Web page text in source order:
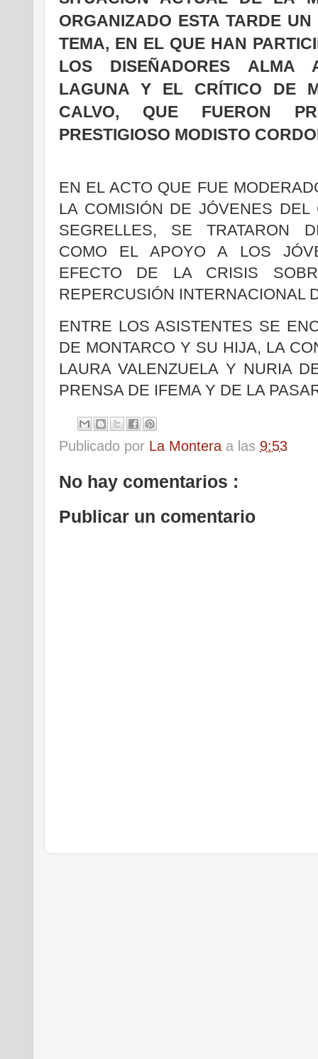
ORGANIZADO ESTA TARDE
TEMA, EN EL QUE HAN
LOS DISEÑADORES ALMA
LAGUNA Y EL CRÍTICO DE
CALVO, QUE FUERON
PRESTIGIOSO MODISTO
EN EL ACTO QUE FUE
LA COMISIÓN DE JÓVENES
SEGRELLES, SE TRATARON
COMO EL APOYO A LOS
EFECTO DE LA CRISIS
REPERCUSIÓN INTERNACIONAL
ENTRE LOS ASISTENTES SE
DE MONTARCO Y SU HIJA, LA
LAURA VALENZUELA Y NURIA
PRENSA DE IFEMA Y DE LA
Publicado por La Montera a las 9:53
No hay comentarios :
Publicar un comentario